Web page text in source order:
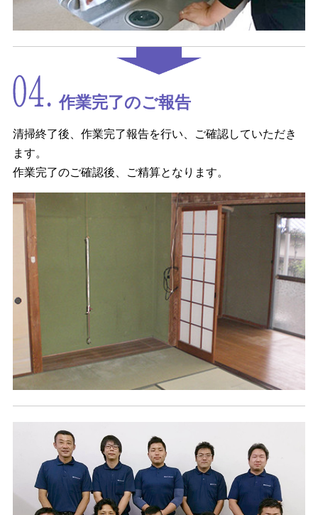
作業完了のご報告
清掃終了後、作業完了報告を行い、ご確認していただき
ます。
作業完了のご確認後、ご精算となります。